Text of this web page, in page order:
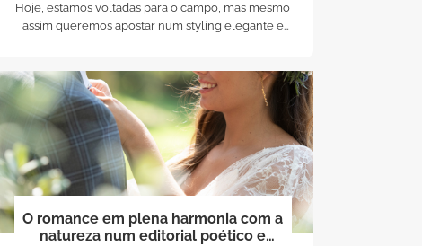
Hoje, estamos voltadas para o campo, mas mesmo
assim queremos apostar num styling elegante e
decoração assim estivemos à conversa com duas
das nossas wedding planners preferidas.
O romance em plena harmonia com a
natureza num editorial poético e